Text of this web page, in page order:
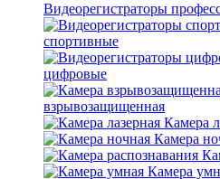
Видеорегистраторы
спортивные
цифровые
взрывозащищенная
Камера
Камера
Камера